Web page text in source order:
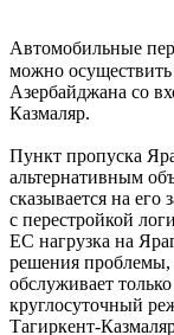
Автомобильные
можно осуществить
Азербайджана со
Казмаляр.
Пункт пропуска
альтернативным
сказывается на его
с перестройкой
ЕС нагрузка на
решения
обслуживает
круглосуточный
Тагиркент-